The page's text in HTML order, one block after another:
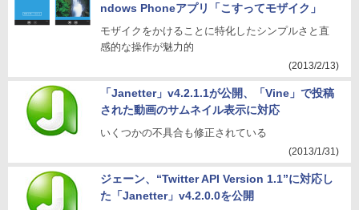
ndows Phoneアプリ「こすってモザイク」
モザイクをかけることに特化したシンプルさと直
感的な操作が魅力的
(2013/2/13)
「Janetter」v4.2.1.1が公開、「Vine」で投稿
された動画のサムネイル表示に対応
いくつかの不具合も修正されている
(2013/1/31)
ジェーン、“Twitter API Version 1.1”に対応し
た「Janetter」v4.2.0.0を公開